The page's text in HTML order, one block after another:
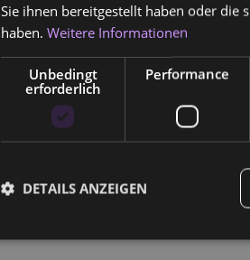
Sie ihnen bereitgestellt haben oder die
haben. Weitere Informationen
Unbedingt
erforderlich
Performance
DETAILS ANZEIGEN